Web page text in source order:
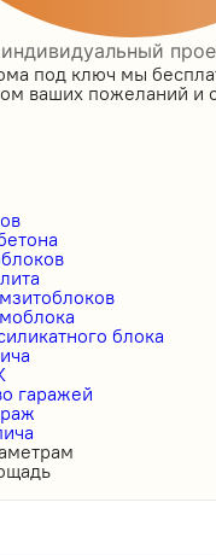
под ключ мы
ваших пожеланий и
блока
гаражей